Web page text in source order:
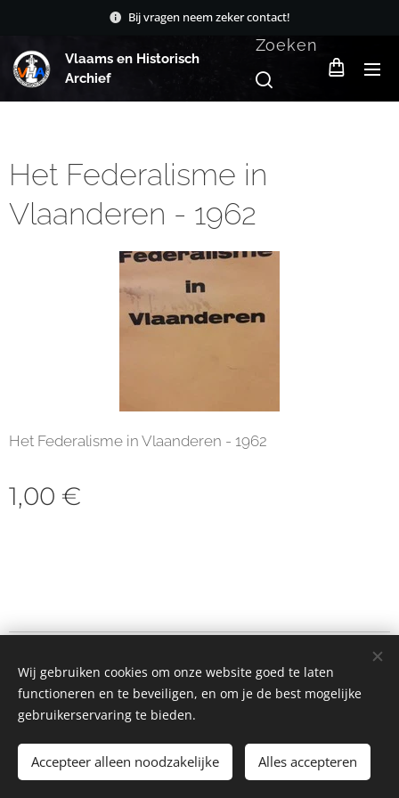
Bij vragen neem zeker contact!
Vlaams en Historisch
Archief
Zoeken
Het Federalisme in
Vlaanderen - 1962
Het Federalisme in Vlaanderen - 1962
1,00 €
Toevoegen aan de winkelwagen
Cookies
Wij gebruiken cookies om onze website goed te laten
functioneren en te beveiligen, en om je de best mogelijke
gebruikerservaring te bieden.
Accepteer alleen noodzakelijke Alles accepteren